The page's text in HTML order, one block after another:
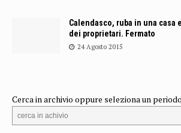
Calendasco, ruba in una casa
dei proprietari. Fermato
24 Agosto 2015
Cerca in archivio oppure seleziona un periodo